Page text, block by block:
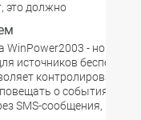
это должно
- новое
источников
контролировать
о событиях по
SMS-сообщения,